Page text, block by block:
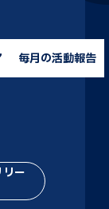
毎月の活動報告
ー